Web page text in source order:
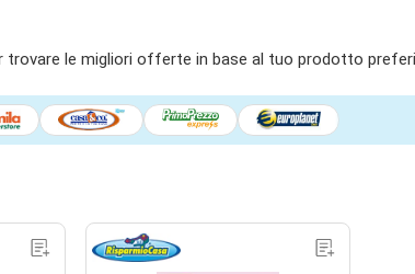
le migliori offerte in base al tuo prodotto